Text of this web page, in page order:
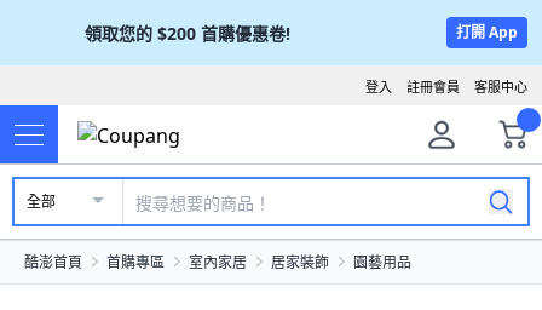
領取您的 $200 首購優惠卷! 打開 App
客服中心
註冊會員
登入
全部
酷澎首頁 首購專區 室內家居 居家裝飾 園藝用品